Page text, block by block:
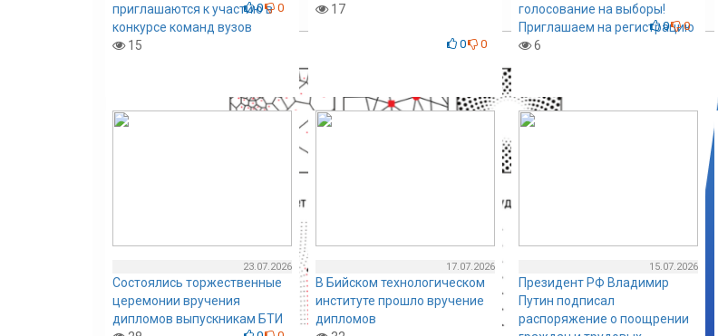
приглашаются к участию в
конкурсе команд вузов
15
0 0 17
голосование на выборы!
Приглашаем на регистрацию
0 0 6
0 0
23.07.2026
Состоялись торжественные
церемонии вручения
дипломов выпускникам БТИ
17.07.2026
В Бийском технологическом
институте прошло вручение
дипломов
15.07.2026
Президент РФ Владимир
Путин подписал
распоряжение о поощрении